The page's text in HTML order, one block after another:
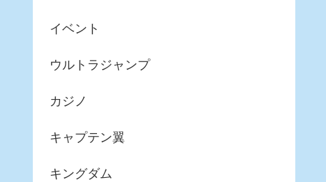
イベント
ウルトラジャンプ
カジノ
キャプテン翼
キングダム